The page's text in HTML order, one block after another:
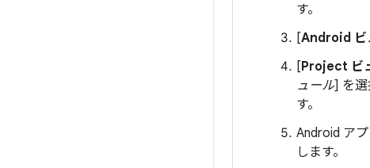
す。
[Android ビ
[Project ビ
ュール] を選
す。
Android ア
します。